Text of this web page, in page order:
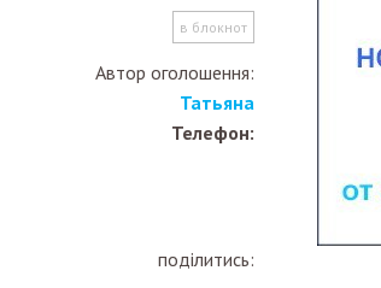
в блокнот
Автор оголошення:
Татьяна
Телефон:
поділитись: